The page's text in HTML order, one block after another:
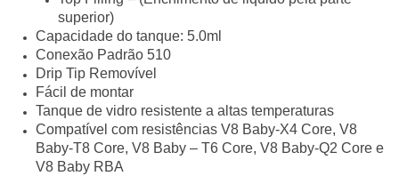
superior)
Capacidade do tanque: 5.0ml
Conexão Padrão 510
Drip Tip Removível
Fácil de montar
Tanque de vidro resistente a altas temperaturas
Compatível com resistências V8 Baby-X4 Core, V8
Baby-T8 Core, V8 Baby – T6 Core, V8 Baby-Q2 Core e
V8 Baby RBA